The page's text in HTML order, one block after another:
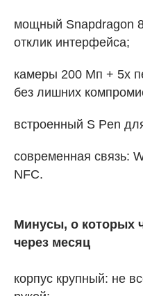
мощный Snapdragon
отклик интерфейса;
камеры 200 Мп + 5x
без лишних
встроенный S Pen
современная связь:
NFC.
Минусы, о которых
через месяц
корпус крупный: не